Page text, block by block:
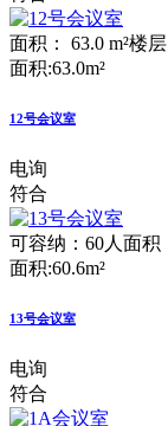
面积： 63.0 m²楼
面积:63.0m²
12号会议室
电询
符合
可容纳：60人 面积
面积:60.6m²
13号会议室
电询
符合